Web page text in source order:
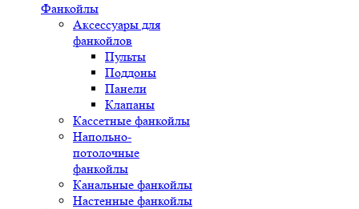
Фанкойлы
Аксессуары для
фанкойлов
Пульты
Поддоны
Панели
Клапаны
Кассетные фанкойлы
Напольно-
потолочные
фанкойлы
Канальные фанкойлы
Настенные фанкойлы